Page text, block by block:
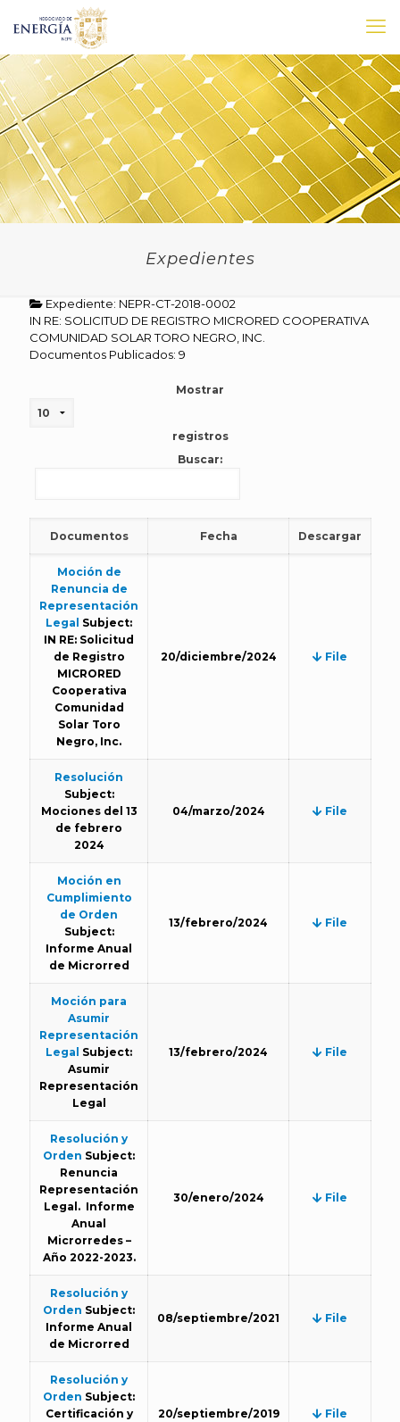
Expedientes
Expediente: NEPR-CT-2018-0002
IN RE: SOLICITUD DE REGISTRO MICRORED COOPERATIVA
COMUNIDAD SOLAR TORO NEGRO, INC.
Documentos Publicados: 9
Mostrar
registros
Buscar:
Documentos Fecha Descargar
Moción de
Renuncia de
Representación
Legal Subject:
IN RE: Solicitud
de Registro
MICRORED
Cooperativa
Comunidad
Solar Toro
Negro, Inc.
20/diciembre/2024 File
Resolución
Subject:
Mociones del 13
de febrero
2024
04/marzo/2024 File
Moción en
Cumplimiento
de Orden
Subject:
Informe Anual
de Microrred
13/febrero/2024 File
Moción para
Asumir
Representación
Legal Subject:
Asumir
Representación
Legal
13/febrero/2024 File
Resolución y
Orden Subject:
Renuncia
Representación
Legal. Informe
Anual
Microrredes –
Año 2022-2023.
30/enero/2024 File
Resolución y
Orden Subject:
Informe Anual
de Microrred
08/septiembre/2021 File
Resolución y
Orden Subject:
Certificación y
20/septiembre/2019 File